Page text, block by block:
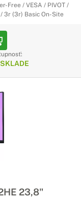
Free / VESA / PIVOT /
3r (3r) Basic On-Site
23,8"